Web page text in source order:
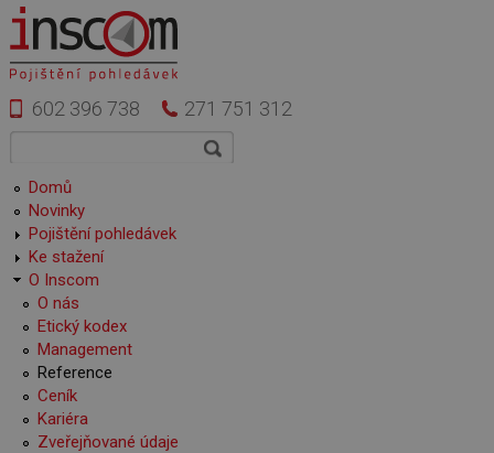
Přejít k hlavnímu obsahu
602 396 738 271 751 312
Hlavní menu
Domů
Novinky
Pojištění pohledávek
Ke stažení
O Inscom
O nás
Etický kodex
Management
Reference
Ceník
Kariéra
Zveřejňované údaje